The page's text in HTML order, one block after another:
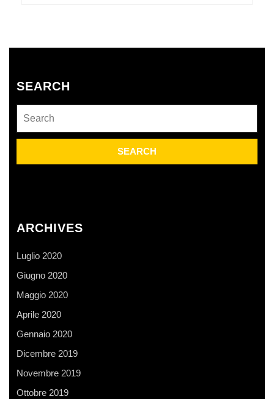
SEARCH
for:
ARCHIVES
Luglio 2020
Giugno 2020
Maggio 2020
Aprile 2020
Gennaio 2020
Dicembre 2019
Novembre 2019
Ottobre 2019